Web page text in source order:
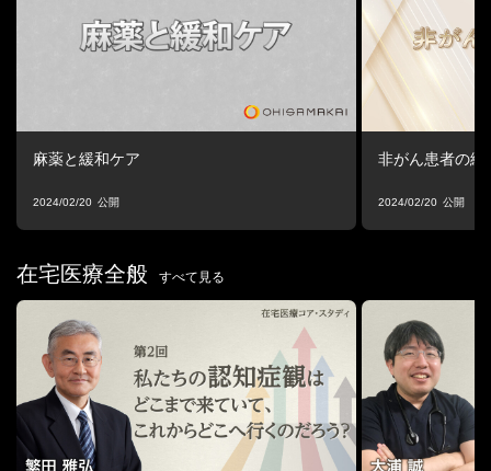
麻薬と緩和ケア
2024/02/20
非がん患者の緩
2024/02/20
在宅医療全般 すべて見る